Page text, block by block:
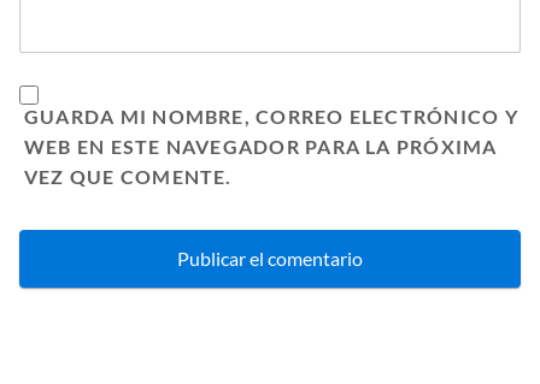
GUARDA MI NOMBRE, CORREO ELECTRÓNICO Y
WEB EN ESTE NAVEGADOR PARA LA PRÓXIMA
VEZ QUE COMENTE.